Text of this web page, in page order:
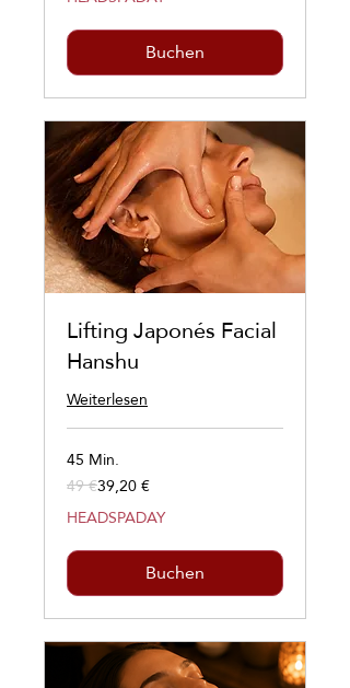
Buchen
Lifting Japonés Facial
Hanshu
Weiterlesen
45 Min.
49
Euro
49 €39,20 €
HEADSPADAY
Buchen